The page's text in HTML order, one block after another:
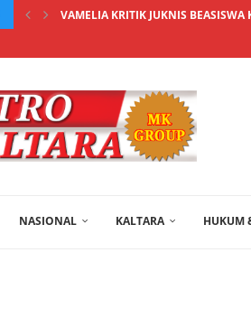
VAMELIA KRITIK JUKNIS
NASIONAL KALTARA HUKUM